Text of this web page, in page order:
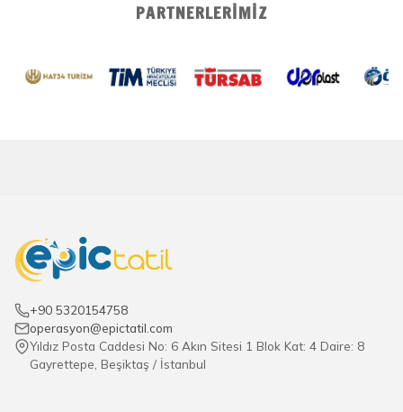
PARTNERLERIMIZ
+90 5320154758
operasyon@epictatil.com
Yıldız Posta Caddesi No: 6 Akın Sitesi 1 Blok Kat: 4 Daire: 8
Gayrettepe, Beşiktaş / İstanbul